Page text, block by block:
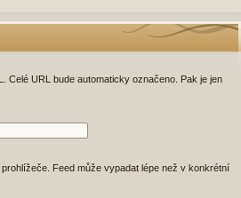
Celé URL bude automaticky označeno. Pak je jen
Feed může vypadat lépe než v konkrétní